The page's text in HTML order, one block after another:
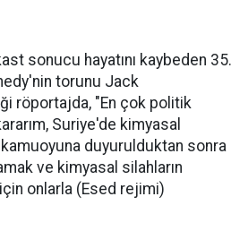
sonucu hayatını kaybeden 35.
torunu Jack
röportajda, "En çok politik
Suriye'de kimyasal
kamuoyuna duyurulduktan sonra
ve kimyasal silahların
için onlarla (Esed rejimi)